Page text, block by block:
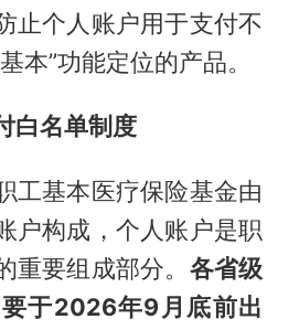
止个人账户用于支付不
本”功能定位的产品。
白名单制度
工基本医疗保险基金由
户构成，个人账户是职
重要组成部分。 各省级
于2026年9月底前出